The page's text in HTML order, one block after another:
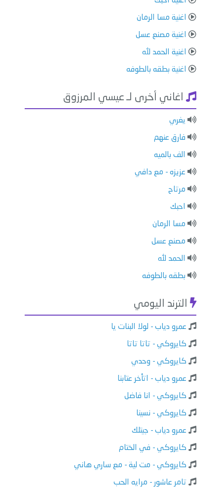
اغنية مسا الرمان
اغنية مصنع عسل
اغنية الحمد لله
اغنية بطقه بالطوفه
اغاني أخرى لـ عيسي المرزوق
يغري
فارق عنهم
الف بالميه
عزيزه - مع دافي
مرتاح
احبك
مسا الرمان
مصنع عسل
الحمد لله
بطقه بالطوفه
الترند اليومي
عمرو دياب - لولا البنات يا
كايروكي - تاتا تاتا
كايروكي - وحدي
عمرو دياب - اتأخر عتابنا
كايروكي - انا فاضل
كايروكي - نسينا
عمرو دياب - جيتلك
كايروكي - في الختام
كايروكي - مت لية - مع ساري هاني
تامر عاشور - مرايه الحب